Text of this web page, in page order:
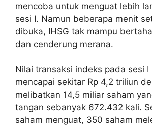
mencoba untuk menguat lebih
sesi I. Namun beberapa menit
dibuka, IHSG tak mampu
dan cenderung merana.
Nilai transaksi indeks pada sesi I
mencapai sekitar Rp 4,2 triliun
melibatkan 14,5 miliar saham
tangan sebanyak 672.432 kali.
saham menguat, 350 saham